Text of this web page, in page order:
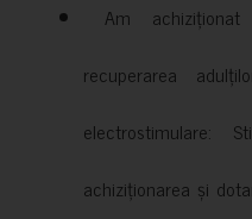
Am achiziționat
recuperarea
electrostimulare:
achiziționarea și